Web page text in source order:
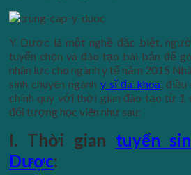
Y Dược là một nghề đặc biệt,
tuyển chọn và đào tạo bài bản để
nhân lực cho ngành y tế năm 2015
sinh chuyên ngànhy sĩ đa khoa,
chính quy với thời gian đào tạo từ 1
đối tượng học viên như sau:
I. Thời gian tuyển
Dược: